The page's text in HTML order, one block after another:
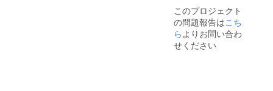
このプロジェクト
の問題報告はこち
ら よりお問い合わ
せください